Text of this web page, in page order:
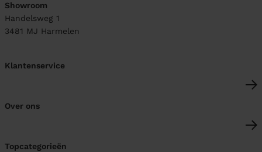
Showroom
Handelsweg 1
3481 MJ Harmelen
Klantenservice
Over ons
Topcategorieën